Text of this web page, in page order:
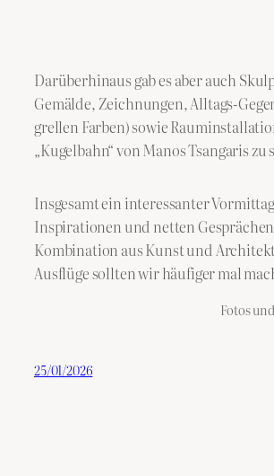
Darüberhinaus gab es aber auch
Gemälde, Zeichnungen, Alltags-
grellen Farben) sowie
„Kugelbahn“ von Manos Tsangaris zu
Insgesamt ein interessanter
Inspirationen und netten
Kombination aus Kunst und
Ausflüge sollten wir häufiger mal
Fotos
25/01/2026